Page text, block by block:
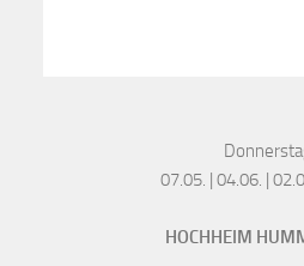
07.05. | 04.06. |
HOCHHEIM